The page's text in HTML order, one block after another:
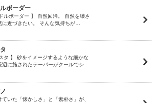
ボーダー
ルボーダー 】 自然回帰。 自然を壊さ
に近づきたい。 そんな気持ちが…
タ 】 砂をイメージするような細かな
辺に施されたテーパーがクールでシ
ていた「懐かしさ」と「素朴さ」が、